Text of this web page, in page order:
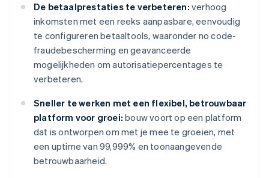
De betaalprestaties te verbeteren: verhoog
inkomsten met een reeks aanpasbare, eenvoudig
te configureren betaaltools, waaronder no code-
fraudebescherming en geavanceerde
mogelijkheden om autorisatiepercentages te
verbeteren.
Sneller te werken met een flexibel, betrouwbaar
platform voor groei: bouw voort op een platform
dat is ontworpen om met je mee te groeien, met
een uptime van 99,999% en toonaangevende
betrouwbaarheid.